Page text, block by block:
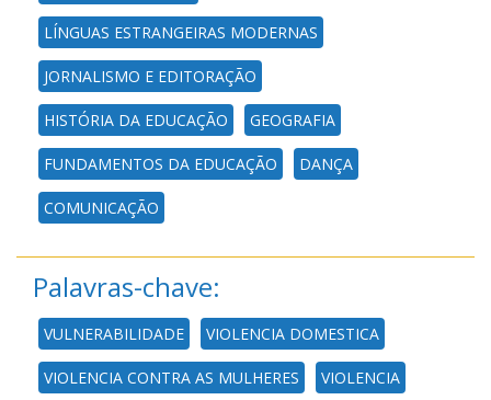
LÍNGUAS ESTRANGEIRAS MODERNAS
JORNALISMO E EDITORAÇÃO
HISTÓRIA DA EDUCAÇÃO GEOGRAFIA
FUNDAMENTOS DA EDUCAÇÃO DANÇA
COMUNICAÇÃO
Palavras-chave:
VULNERABILIDADE VIOLENCIA DOMESTICA
VIOLENCIA CONTRA AS MULHERES VIOLENCIA